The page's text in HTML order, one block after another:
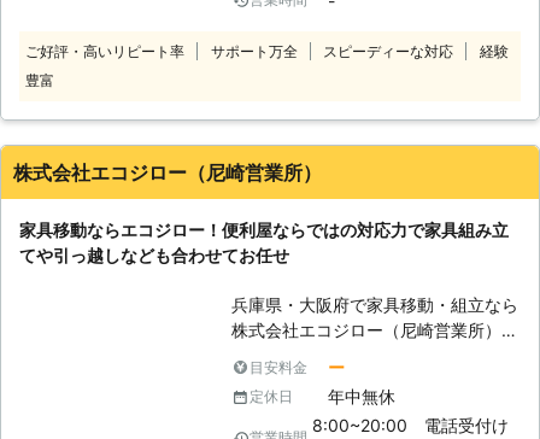
「重い家具の移動をしたいけど動かせ
お困りになることがあるかもしれませ
応えしております。 ご高齢の方や女
性の方、組み立てが苦手な方からのご
サービスを提供いたします。
ご好評・高いリピート率 サポート万全 スピーディーな対応
経験
豊富
株式会社エコジロー（尼崎営業所）
家具移動ならエコジロー！便利屋ならではの対応力で家具組み立
てや引っ越しなども合わせてお任せ
兵庫県・大阪府で家具移動・組立なら
株式会社エコジロー（尼崎営業所）に
リーニングから引っ越しのお手伝いま
で、家具移動のほかに便利屋として幅
広く対応しています。「家具を移動し
目安料金 ー
定休日 年中無休
8:00~20:00 電話受付け